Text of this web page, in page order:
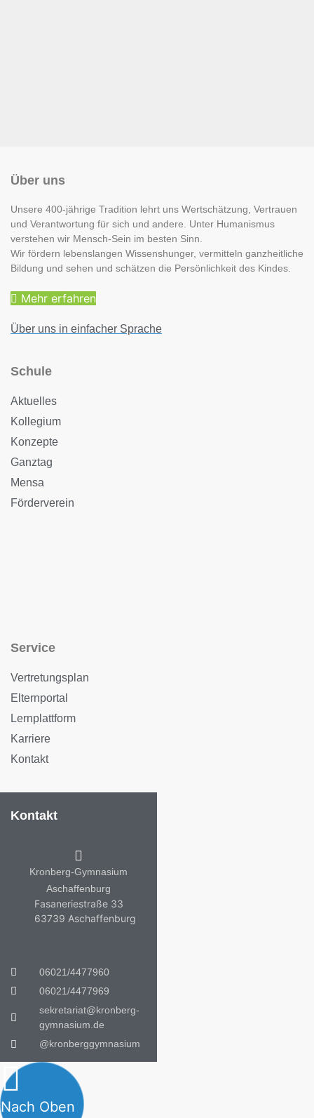
Über uns
Unsere 400-jährige Tradition lehrt uns Wertschätzung, Vertrauen
und Verantwortung für sich und andere. Unter Humanismus
verstehen wir Mensch-Sein im besten Sinn.
Wir fördern lebenslangen Wissenshunger, vermitteln ganzheitliche
Bildung und sehen und schätzen die Persönlichkeit des Kindes.
Mehr erfahren
Über uns in einfacher Sprache
Schule
Aktuelles
Kollegium
Konzepte
Ganztag
Mensa
Förderverein
Service
Vertretungsplan
Elternportal
Lernplattform
Karriere
Kontakt
Kontakt
Kronberg-Gymnasium
Aschaffenburg
Fasaneriestraße 33
63739 Aschaffenburg
06021/4477960
06021/4477969
sekretariat@kronberg-
gymnasium.de
@kronberggymnasium
Nach Oben